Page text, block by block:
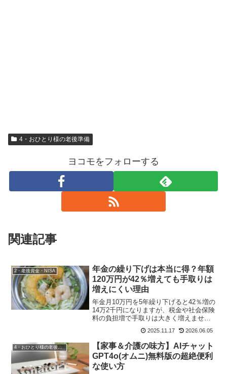
4・おひとり様の老後準備
ヨコモをフォローする
関連記事
2・老後資金・NISA
年金の繰り下げは本当に得？年額
120万円が42％増えても手取りは
増えにくい理由
年金月10万円を5年繰り下げると42％増の
14万2千円になりますが、税金や社会保険
料の負担増で手取りは大きく増えませ
ない独身女性は65歳からの受給が生活を
安定させます。
2025.11.17 2026.06.05
4・おひとり様の老後準備
【家事＆介護の味方】AIチャット
GPT4o(オムニ)無料版の超絶便利
な使い方